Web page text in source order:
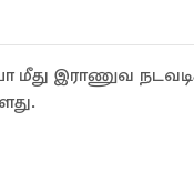
மீது இராணுவ